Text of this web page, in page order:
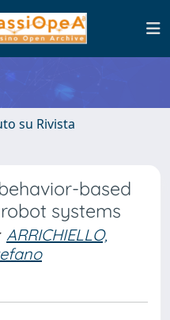
su Rivista
based
systems
ARRICHIELLO,